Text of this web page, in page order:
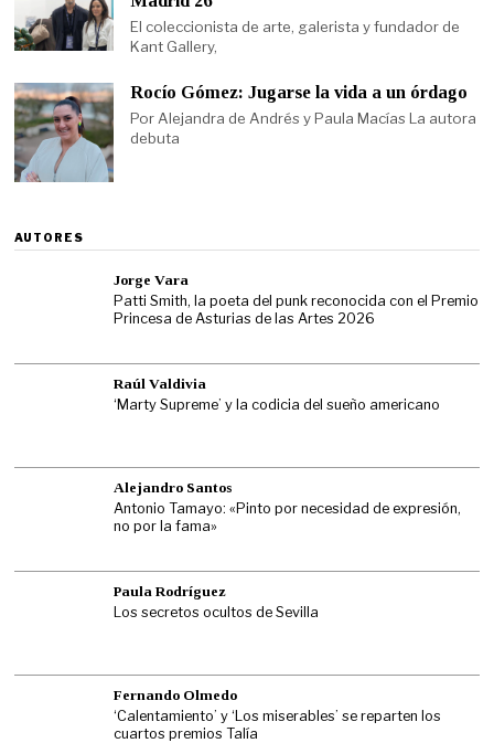
El coleccionista de arte, galerista y fundador de
Kant Gallery,
Rocío Gómez: Jugarse la vida a un órdago
Por Alejandra de Andrés y Paula Macías La autora
debuta
AUTORES
Jorge Vara
Patti Smith, la poeta del punk reconocida con el Premio
Princesa de Asturias de las Artes 2026
Raúl Valdivia
‘Marty Supreme’ y la codicia del sueño americano
Alejandro Santos
Antonio Tamayo: «Pinto por necesidad de expresión,
no por la fama»
Paula Rodríguez
Los secretos ocultos de Sevilla
Fernando Olmedo
‘Calentamiento’ y ‘Los miserables’ se reparten los
cuartos premios Talía